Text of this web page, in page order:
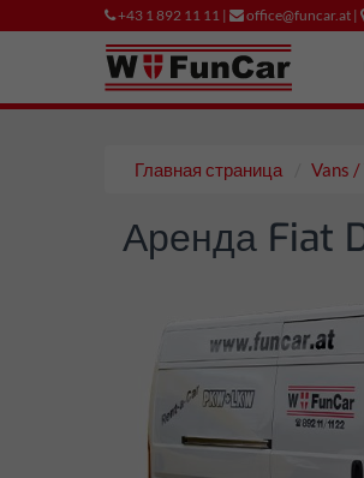
+43 1 892 11 11 | office@funcar.at |
Главная страница Vans
Аренда Fiat